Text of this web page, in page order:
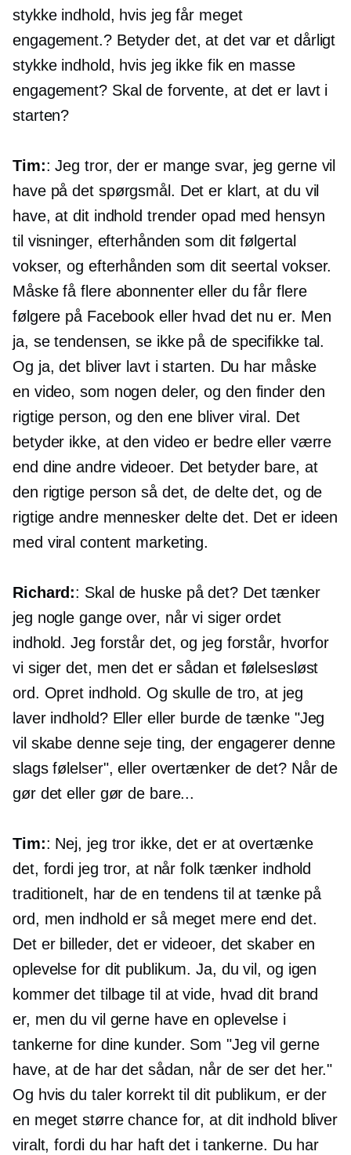
stykke indhold, hvis jeg får meget
engagement.? Betyder det, at det var et dårligt
stykke indhold, hvis jeg ikke fik en masse
engagement? Skal de forvente, at det er lavt i
starten?
Tim:: Jeg tror, ​​der er mange svar, jeg gerne vil
have på det spørgsmål. Det er klart, at du vil
have, at dit indhold trender opad med hensyn
til visninger, efterhånden som dit følgertal
vokser, og efterhånden som dit seertal vokser.
Måske få flere abonnenter eller du får flere
følgere på Facebook eller hvad det nu er. Men
ja, se tendensen, se ikke på de specifikke tal.
Og ja, det bliver lavt i starten. Du har måske
en video, som nogen deler, og den finder den
rigtige person, og den ene bliver viral. Det
betyder ikke, at den video er bedre eller værre
end dine andre videoer. Det betyder bare, at
den rigtige person så det, de delte det, og de
rigtige andre mennesker delte det. Det er ideen
med viral content marketing.
Richard:: Skal de huske på det? Det tænker
jeg nogle gange over, når vi siger ordet
indhold. Jeg forstår det, og jeg forstår, hvorfor
vi siger det, men det er sådan et følelsesløst
ord. Opret indhold. Og skulle de tro, at jeg
laver indhold? Eller eller burde de tænke "Jeg
vil skabe denne seje ting, der engagerer denne
slags følelser", eller overtænker de det? Når de
gør det eller gør de bare...
Tim:: Nej, jeg tror ikke, det er at overtænke
det, fordi jeg tror, ​​at når folk tænker indhold
traditionelt, har de en tendens til at tænke på
ord, men indhold er så meget mere end det.
Det er billeder, det er videoer, det skaber en
oplevelse for dit publikum. Ja, du vil, og igen
kommer det tilbage til at vide, hvad dit brand
er, men du vil gerne have en oplevelse i
tankerne for dine kunder. Som "Jeg vil gerne
have, at de har det sådan, når de ser det her."
Og hvis du taler korrekt til dit publikum, er der
en meget større chance for, at dit indhold bliver
viralt, fordi du har haft det i tankerne. Du har